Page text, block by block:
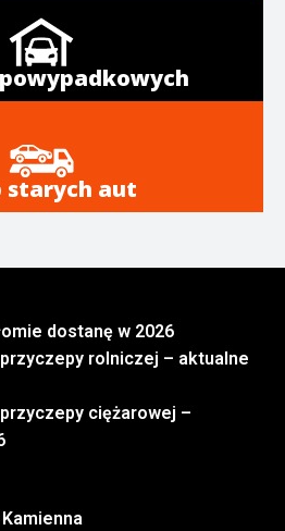
starych aut
dostanę w 2026
rolniczej – aktualne
ciężarowej –